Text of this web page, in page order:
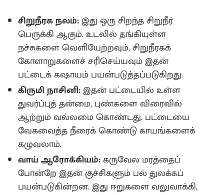
சிறுநீரக நலம்:இது ஒரு சிறந்த சிறுநீர்
பெருக்கி ஆகும். உடலில் தங்கியுள்ள
நச்சுகளை வெளியேற்றவும், சிறுநீரகக்
கோளாறுகளைச் சரிசெய்யவும் இதன்
பட்டைக் கஷாயம் பயன்படுத்தப்படுகிறது.
கிருமி நாசினி:இதன் பட்டையில் உள்ள
துவர்ப்புத் தன்மை, புண்களை விரைவில்
ஆற்றும் வல்லமை கொண்டது. பட்டையை
வேகவைத்த நீரைக் கொண்டு காயங்களைக்
கழுவலாம்.
வாய் ஆரோக்கியம்:கருவேல மரத்தைப்
போன்றே இதன் குச்சிகளும் பல் துலக்கப்
பயன்படுகின்றன. இது ஈறுகளை வலுவாக்கி,